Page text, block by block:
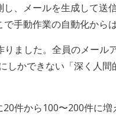
、メールを生成して送
手動作業の自動化からは
ました。全員のメール
しかできない「深く人間
件から100〜200件に